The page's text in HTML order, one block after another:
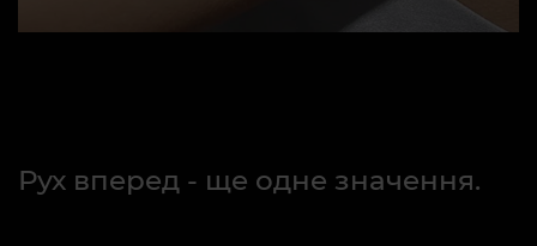
Рух вперед - ще одне значення.